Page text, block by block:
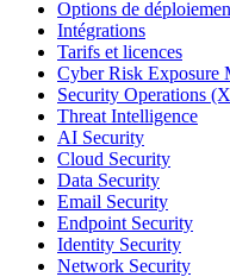
Options de
Intégrations
Tarifs et licences
Cyber Risk Exposure
Security Operations
Threat Intelligence
AI Security
Cloud Security
Data Security
Email Security
Endpoint Security
Identity Security
Network Security